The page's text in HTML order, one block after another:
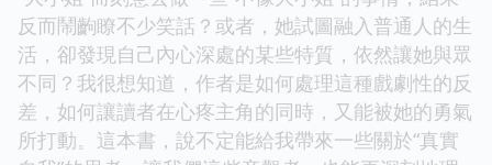
反而鬧齣瞭不少笑話？或者，她試圖融入普通人的生
活，卻發現自己內心深處的某些特質，依然讓她與眾
不同？我很想知道，作者是如何處理這種戲劇性的反
差，如何讓讀者在心疼主角的同時，又能被她的勇氣
所打動。這本書，說不定能給我帶來一些關於“真實